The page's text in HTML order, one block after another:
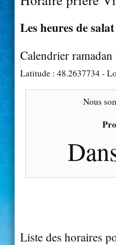
Les heures de
Calendrier
Latitude : 48.2637734-
Nous
Liste des horaires